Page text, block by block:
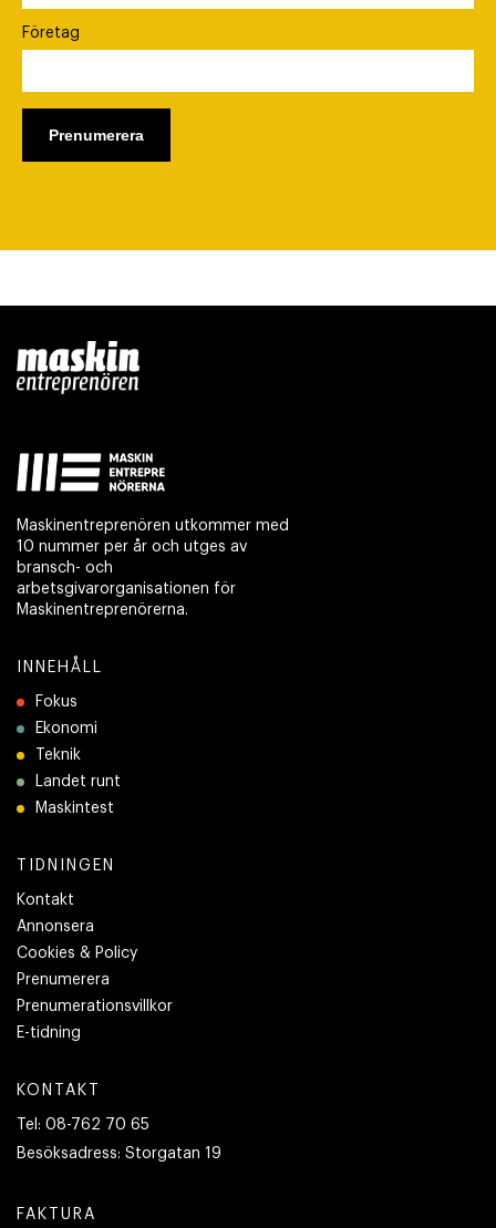
Företag
Maskinentreprenören utkommer med
10 nummer per år och utges av
bransch- och
arbetsgivarorganisationen för
Maskinentreprenörerna.
INNEHÅLL
Fokus
Ekonomi
Teknik
Landet runt
Maskintest
TIDNINGEN
Kontakt
Annonsera
Cookies & Policy
Prenumerera
Prenumerationsvillkor
E-tidning
KONTAKT
Tel: 08-762 70 65
Besöksadress: Storgatan 19
FAKTURA